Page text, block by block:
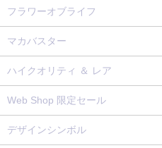
フラワーオブライフ
マカバスター
ハイクオリティ ＆ レア
Web Shop 限定セール
デザインシンボル